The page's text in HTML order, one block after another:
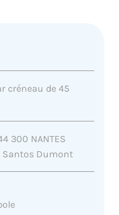
créneau de 45
300 NANTES
Santos Dumont